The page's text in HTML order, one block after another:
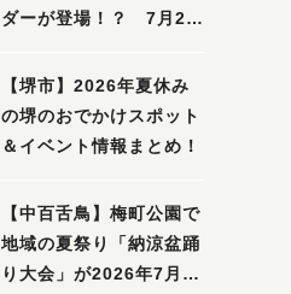
ダーが登場！？ 7月25
「赤レンガ広場 Kid's
Water PARK 2026」が
開催
【堺市】2026年夏休み
の堺のおでかけスポット
＆イベント情報まとめ！
【中百舌鳥】梅町公園で
地域の夏祭り「納涼盆踊
り大会」が2026年7月26